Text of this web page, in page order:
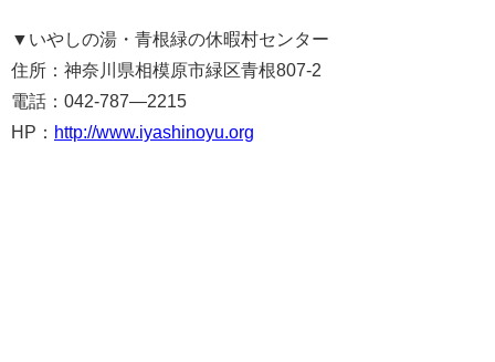
▼ いやしの湯・青根緑の休暇村センター
住所：神奈川県相模原市緑区青根807-2
電話：042-787—2215
HP： http://www.iyashinoyu.org